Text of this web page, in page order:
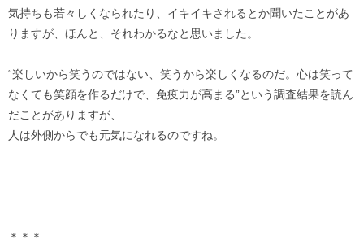
気持ちも若々しくなられたり、イキイキされるとか聞いたことがあ
りますが、ほんと、それわかるなと思いました。
“楽しいから笑うのではない、笑うから楽しくなるのだ。心は笑って
なくても笑顔を作るだけで、免疫力が高まる”という調査結果を読ん
だことがありますが、
人は外側からでも元気になれるのですね。
＊＊＊